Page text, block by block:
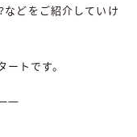
どをご紹介していけ
トです。